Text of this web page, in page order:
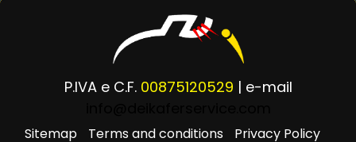
P.IVA e C.F. 00875120529 | e-mail
Sitemap Terms and conditions Privacy Policy